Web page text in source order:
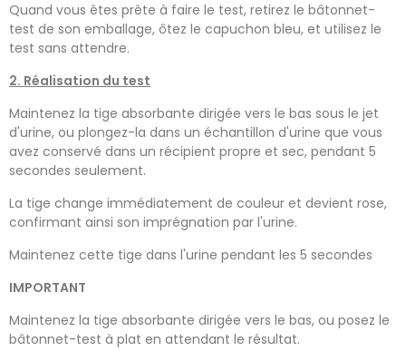
Quand vous êtes prête à faire le test, retirez le bâtonnet-
test de son emballage, ôtez le capuchon bleu, et utilisez le
test sans attendre.
2. Réalisation du test
Maintenez la tige absorbante dirigée vers le bas sous le jet
d'urine, ou plongez-la dans un échantillon d'urine que vous
avez conservé dans un récipient propre et sec, pendant 5
secondes seulement.
La tige change immédiatement de couleur et devient rose,
confirmant ainsi son imprégnation par l'urine.
Maintenez cette tige dans l'urine pendant les 5 secondes
IMPORTANT
Maintenez la tige absorbante dirigée vers le bas, ou posez le
bâtonnet-test à plat en attendant le résultat.